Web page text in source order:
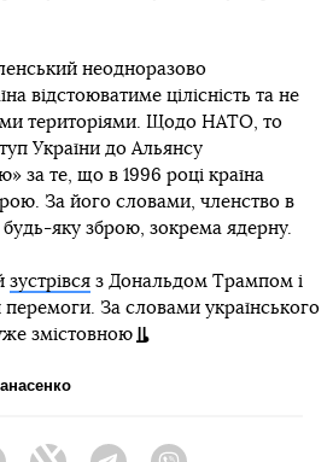
неодноразово
відстоюватиме цілісність та не
територіями. Щодо НАТО, то
України до Альянсу
за те, що в 1996 році країна
За його словами, членство в
яку зброю, зокрема ядерну.
зустрівся з Дональдом Трампом і
За словами українського
змістовною